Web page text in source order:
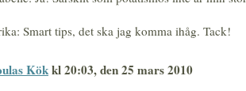
Smart tips, det ska jag komma ihåg. Tack!
Kökkl 20:03, den 25 mars 2010